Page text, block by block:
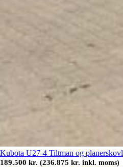
Kubota U27-4 Tiltman og planerskovl
189.500 kr. (236.875 kr. inkl. moms)